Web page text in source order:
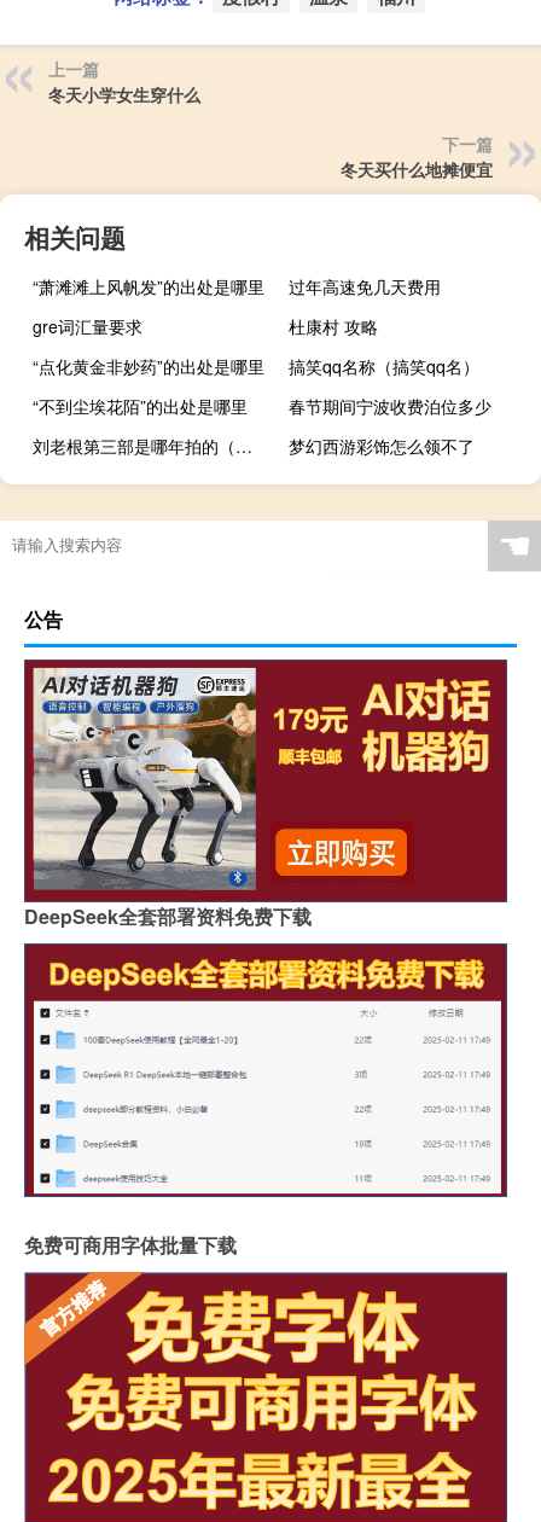
上一篇
冬天小学女生穿什么
下一篇
冬天买什么地摊便宜
相关问题
“萧滩滩上风帆发”的出处是哪里
过年高速免几天费用
gre词汇量要求
杜康村 攻略
“点化黄金非妙药”的出处是哪里
搞笑qq名称（搞笑qq名）
“不到尘埃花陌”的出处是哪里
春节期间宁波收费泊位多少
刘老根第三部是哪年拍的（刘老根第三部）
梦幻西游彩饰怎么领不了
☚
公告
DeepSeek全套部署资料免费下载
免费可商用字体批量下载